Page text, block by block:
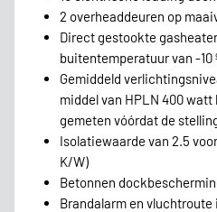
2 overheaddeuren op
Direct gestookte
buitentemperatuur van -10
Gemiddeld
middel van HPLN 400
gemeten vóórdat de
Isolatiewaarde van 2.5
K/W)
Betonnen
Brandalarm en